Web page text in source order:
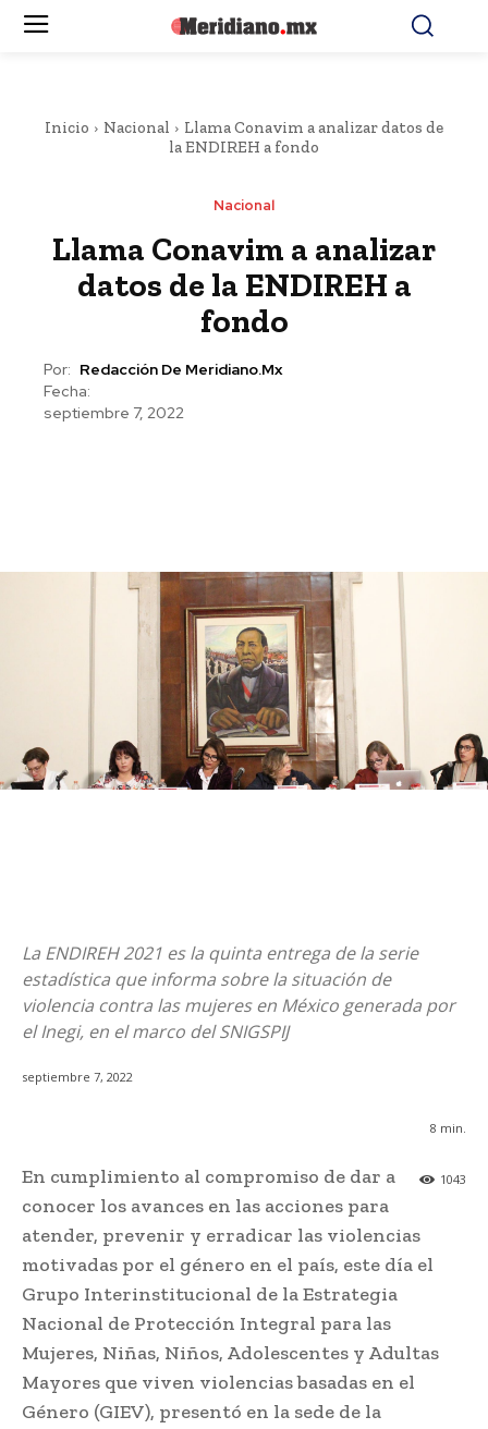
Inicio Nacional
Llama Conavim a analizar datos de
la ENDIREH a fondo
Nacional
Llama Conavim a analizar
datos de la ENDIREH a
fondo
Por: Redacción De Meridiano.mx
Fecha:
septiembre 7, 2022
La ENDIREH 2021 es la quinta entrega de la serie
estadística que informa sobre la situación de
violencia contra las mujeres en México generada por
el Inegi, en el marco del SNIGSPIJ
septiembre 7, 2022
8 min.
1043
En cumplimiento al compromiso de dar a
conocer los avances en las acciones para
atender, prevenir y erradicar las violencias
motivadas por el género en el país, este día el
Grupo Interinstitucional de la Estrategia
Nacional de Protección Integral para las
Mujeres, Niñas, Niños, Adolescentes y Adultas
Mayores que viven violencias basadas en el
Género (GIEV), presentó en la sede de la